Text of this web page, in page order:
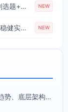
抖音90W粉丝博主亲授影视剧解说教学，选剧选题+文案模板+AI指令+剪辑配音+封面全流程变现，解锁精选独家收益 NEW
爆款Ai项目，月化过万，无需耗费精力操作，稳健实现每月增收 NEW
AIGC大模型技术与商业应用全解课｜产业趋势、底层架构、MaaS商业模式、全行业场景落地实战教程